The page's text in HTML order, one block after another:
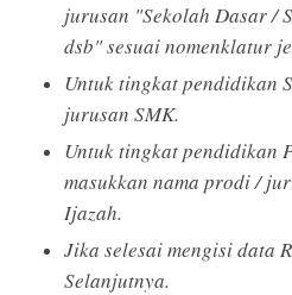
jurusan "Sekolah Dasar /
dsb" sesuai nomenklatur
Untuk tingkat pendidikan
jurusan SMK.
Untuk tingkat pendidikan
masukkan nama prodi /
Ijazah.
Jika selesai mengisi data
Selanjutnya.